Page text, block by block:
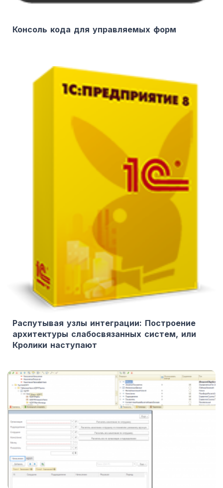
Консоль кода для управляемых форм
Распутывая узлы интеграции: Построение
архитектуры слабосвязанных систем, или
Кролики наступают